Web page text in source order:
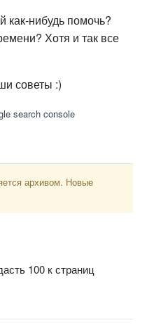
как-нибудь помочь?
Хотя и так все
советы :)
search console
архивом. Новые
100 к страниц